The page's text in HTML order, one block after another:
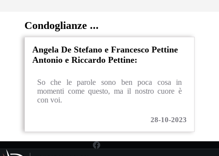
Condoglianze ...
Angela De Stefano e Francesco Pettine
Antonio e Riccardo Pettine:
So che le parole sono ben poca cosa in
momenti come questo, ma il nostro cuore è
con voi.
28-10-2023